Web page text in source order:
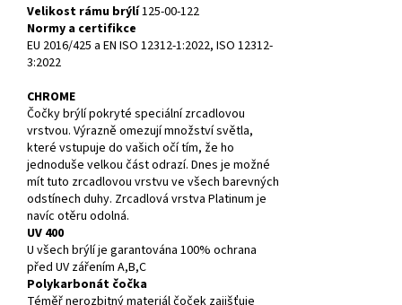
Velikost rámu brýlí125-00-122
Normy a certifikce
EU 2016/425 a EN ISO 12312-1:2022, ISO 12312-
3:2022
CHROME
Čočky brýlí pokryté speciální zrcadlovou
vrstvou. Výrazně omezují množství světla,
které vstupuje do vašich očí tím, že ho
jednoduše velkou část odrazí. Dnes je možné
mít tuto zrcadlovou vrstvu ve všech barevných
odstínech duhy. Zrcadlová vrstva Platinum je
navíc otěru odolná.
UV 400
U všech brýlí je garantována 100% ochrana
před UV zářením A,B,C
Polykarbonát čočka